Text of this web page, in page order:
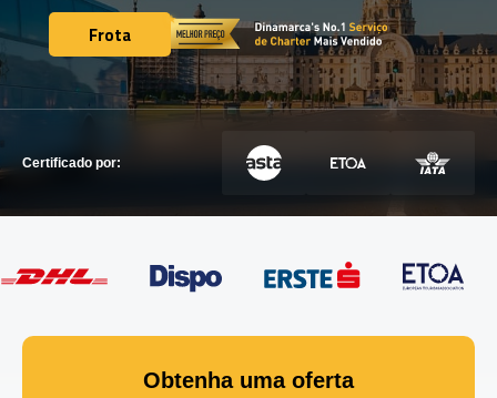
ENTRE EM CONTACTO
ENTRE EM CONTACTO
Frota
Frota
Certificado por:
Obtenha uma oferta